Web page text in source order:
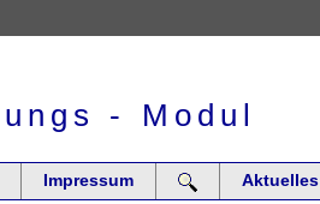
- Modul
Impressum Aktuelles